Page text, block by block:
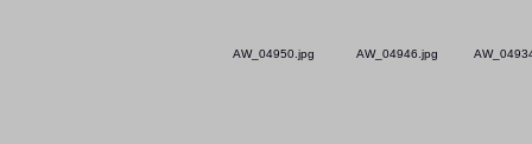
AW_04950.jpg AW_04946.jpg